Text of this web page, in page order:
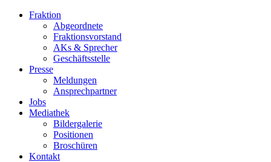
Fraktion
Abgeordnete
Fraktions­vorstand
AKs & Sprecher
Geschäftsstelle
Presse
Meldungen
Ansprechpartner
Jobs
Mediathek
Bildergalerie
Positionen
Broschüren
Kontakt